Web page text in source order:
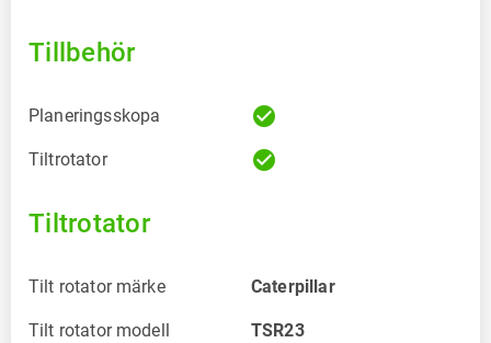
Tillbehör
Planeringsskopa check_circle
Tiltrotator check_circle
Tiltrotator
Tilt rotator märke Caterpillar
Tilt rotator modell TSR23